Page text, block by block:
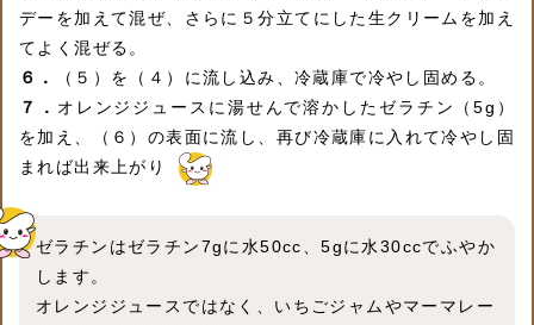
デーを加えて混ぜ、さらに５分立てにした生クリームを加え
てよく混ぜる。
６．
（５）を（４）に流し込み、冷蔵庫で冷やし固める。
７． オレンジジュースに湯せんで溶かしたゼラチン（5g）
を加え、（６）の表面に流し、再び冷蔵庫に入れて冷やし固
まれば出来上がり
ゼラチンはゼラチン7gに水50cc、5gに水30ccでふやか
します。
オレンジジュースではなく、いちごジャムやマーマレー